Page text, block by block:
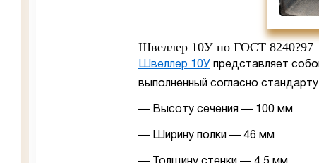
Швеллер 10У по ГОСТ 8240?97
Швеллер 10У представляет
выполненный согласно
— Высоту сечения — 100 мм
— Ширину полки — 46 мм